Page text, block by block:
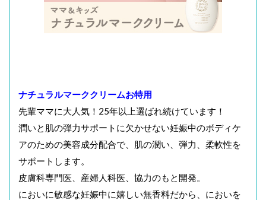
ナチュラルマーククリームお特用
先輩ママに大人気！25年以上選ばれ続けています！
潤いと肌の弾力サポートに欠かせない妊娠中のボディケ
アのための美容成分配合で、肌の潤い、弾力、柔軟性を
サポートします。
皮膚科専門医、産婦人科医、協力のもと開発。
においに敏感な妊娠中に嬉しい無香料だから、においを